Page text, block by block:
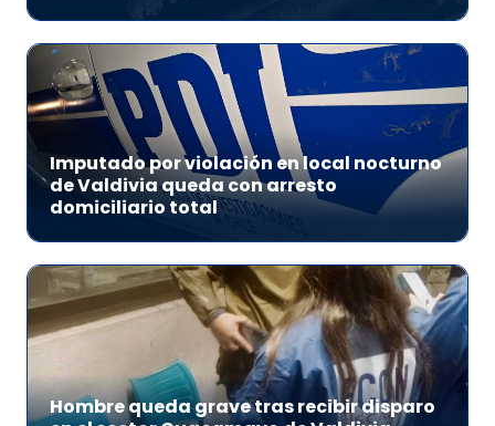
Imputado por violación en local nocturno
de Valdivia queda con arresto
domiciliario total
Hombre queda grave tras recibir disparo